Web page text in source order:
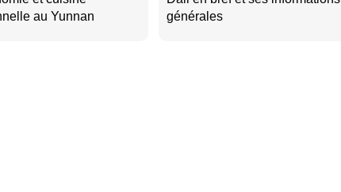
au Yunnan
générales